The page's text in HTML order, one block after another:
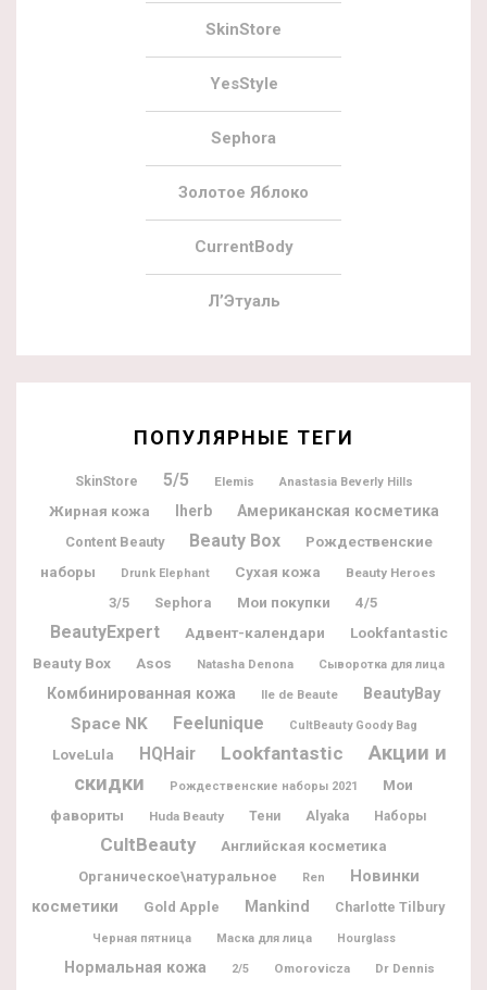
SkinStore
YesStyle
Sephora
Золотое Яблоко
CurrentBody
Л’Этуаль
ПОПУЛЯРНЫЕ ТЕГИ
SkinStore 5/5 Elemis Anastasia Beverly Hills
Жирная кожа Iherb Американская косметика
Content Beauty Beauty Box
Рождественские
наборы
Drunk Elephant Сухая кожа Beauty Heroes
3/5 Sephora Мои покупки 4/5
BeautyExpert Адвент-календари
Lookfantastic
Beauty Box
Asos Natasha Denona Сыворотка для лица
Комбинированная кожа Ile de Beaute
BeautyBay
Space NK
Feelunique CultBeauty Goody Bag
LoveLula HQHair Lookfantastic
Акции и
скидки
Рождественские наборы 2021
Мои
фавориты
Huda Beauty Тени Alyaka Наборы
CultBeauty
Английская косметика
Органическое\натуральное
Ren
Новинки
косметики
Gold Apple Mankind Charlotte Tilbury
Черная пятница Маска для лица Hourglass
Нормальная кожа 2/5 Omorovicza
Dr Dennis